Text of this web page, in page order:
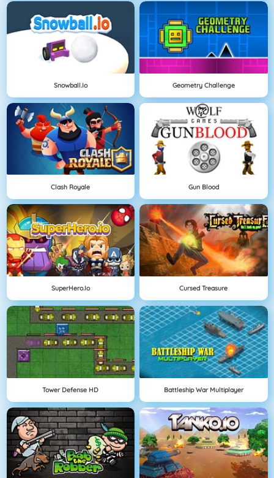
Snowball.io Geometry Challenge
Clash Royale Gun Blood
SuperHero.io Cursed Treasure
Tower Defense HD Battleship War Multiplayer